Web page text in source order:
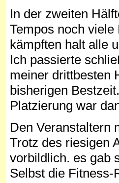
In der zweiten
Tempos noch
kämpften halt alle
Ich passierte
meiner drittbesten
bisherigen
Platzierung war
Den Veranstaltern
Trotz des riesigen
vorbildlich. es gab
Selbst die Fitness-